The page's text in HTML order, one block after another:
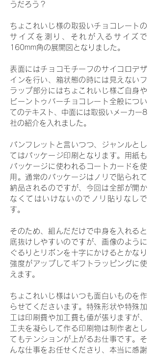
うだろう？
ちょこれいじ様の取扱いチョコレートの
サイズを測り、それが入るサイズで
160mm角の展開図となりました。
表面にはチョコモチーフのサイコロデザ
インを行い、箱状態の時には見えないフ
ラップ部分にはちょこれいじ様ご自身や
ビーントゥバーチョコレート全般につい
てのテキスト、中面には取扱いメーカー8
社の紹介を入れました。
パンフレットと言いつつ、ジャンルとし
てはパッケージ印刷となります。用紙も
パッケージに使われるコートカードを使
用。通常のパッケージはノリで貼られて
納品されるのですが、今回は全部が開か
なくてはいけないのでノリ貼りなしで
す。
そのため、組んだだけで中身を入れると
底抜けしやすいのですが、画像のように
ぐるりとリボンを十字にかけるとかなり
強度がアップしてギフトラッピングに使
えます。
ちょこれいじ様はいつも面白いものを作
らせてくださいます。特殊形状や特殊加
工は印刷費や加工費も値が張りますが、
工夫を凝らして作る印刷物は制作者とし
てもテンションが上がるお仕事です。そ
んな仕事をお任せくださり、本当に感謝